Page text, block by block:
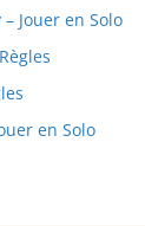
Jouer en Solo
en Solo